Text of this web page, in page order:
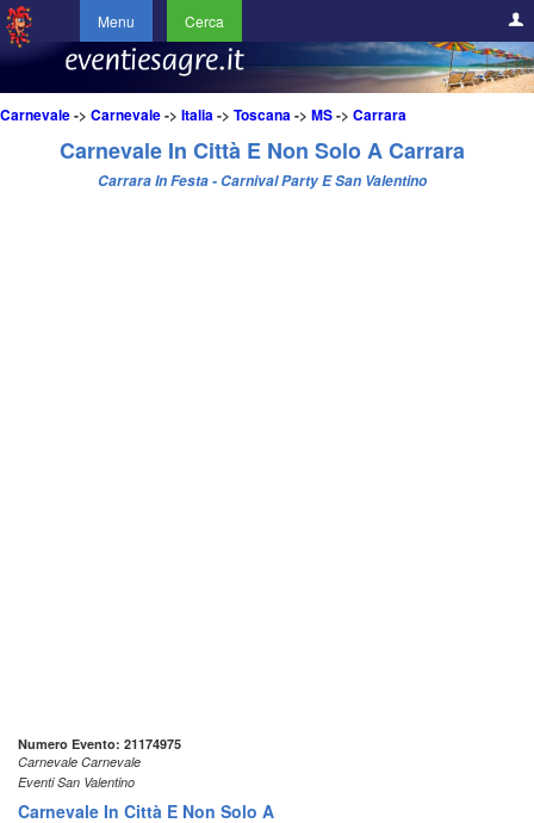
Menu Cerca
Carnevale-> Carnevale-> Italia-> Toscana-> MS-> Carrara
Carnevale In Città E Non Solo A Carrara
Carrara In Festa - Carnival Party E San Valentino
Numero Evento: 21174975
Carnevale Carnevale
Eventi San Valentino
Carnevale In Città E Non Solo A